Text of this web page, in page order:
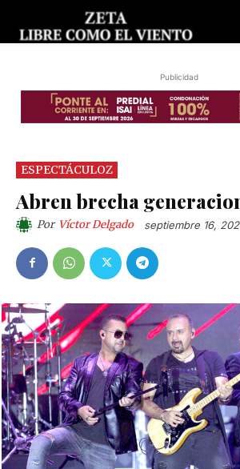
Publicidad
ESPECTÁCULOZ
Abren brecha
Por Víctor Delgado septiembre 16,